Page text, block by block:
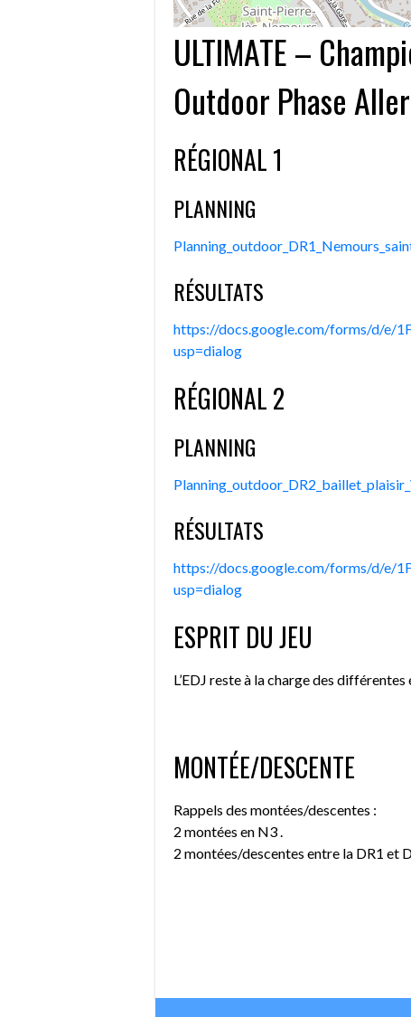
ULTIMATE –
Outdoor Phase Aller
RÉGIONAL 1
PLANNING
RÉSULTATS
https://docs.google.com/forms/d/e/
usp=dialog
RÉGIONAL 2
PLANNING
RÉSULTATS
https://docs.google.com/forms/d/e/
usp=dialog
ESPRIT DU JEU
L’EDJ reste à la charge des
MONTÉE/DESCENTE
Rappels des montées/descentes :
2 montées en N3 .
2 montées/descentes entre la DR1 et